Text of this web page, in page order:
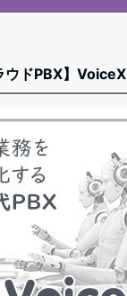
ウドPBX】VoiceX